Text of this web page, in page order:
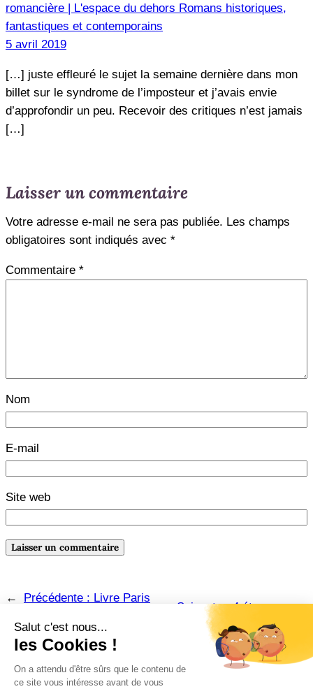
romancière | L'espace du dehors Romans historiques,
fantastiques et contemporains
5 avril 2019
[…] juste effleuré le sujet la semaine dernière dans mon
billet sur le syndrome de l’imposteur et j’avais envie
d’approfondir un peu. Recevoir des critiques n’est jamais
[…]
Laisser un commentaire
Votre adresse e-mail ne sera pas publiée. Les champs
obligatoires sont indiqués avec *
Commentaire *
Nom
E-mail
Site web
← Précédente : Livre Paris
promesses
Suivante :4 étapes pour
digérer les critiques